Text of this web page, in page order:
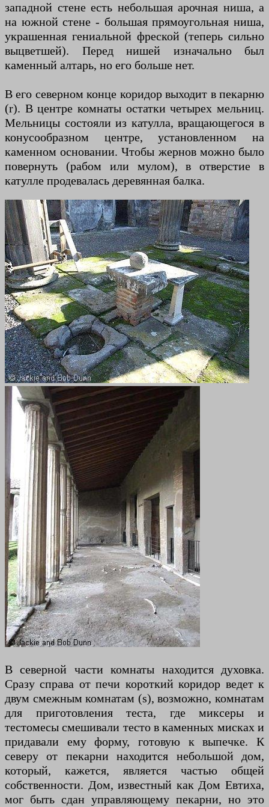
западной стене есть небольшая арочная ниша, а
на южной стене - большая прямоугольная ниша,
украшенная гениальной фреской (теперь сильно
выцветшей). Перед нишей изначально был
каменный алтарь, но его больше нет.
В его северном конце коридор выходит в пекарню
(r). В центре комнаты остатки четырех мельниц.
Мельницы состояли из катулла, вращающегося в
конусообразном центре, установленном на
каменном основании. Чтобы жернов можно было
повернуть (рабом или мулом), в отверстие в
катулле продевалась деревянная балка.
В северной части комнаты находится духовка.
Сразу справа от печи короткий коридор ведет к
двум смежным комнатам (s), возможно, комнатам
для приготовления теста, где миксеры и
тестомесы смешивали тесто в каменных мисках и
придавали ему форму, готовую к выпечке. К
северу от пекарни находится небольшой дом,
который, кажется, является частью общей
собственности. Дом, известный как Дом Евтиха,
мог быть сдан управляющему пекарни, но это